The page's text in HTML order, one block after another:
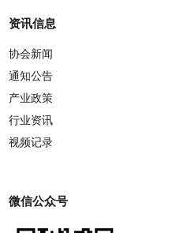
资讯信息
协会新闻
通知公告
产业政策
行业资讯
视频记录
微信公众号